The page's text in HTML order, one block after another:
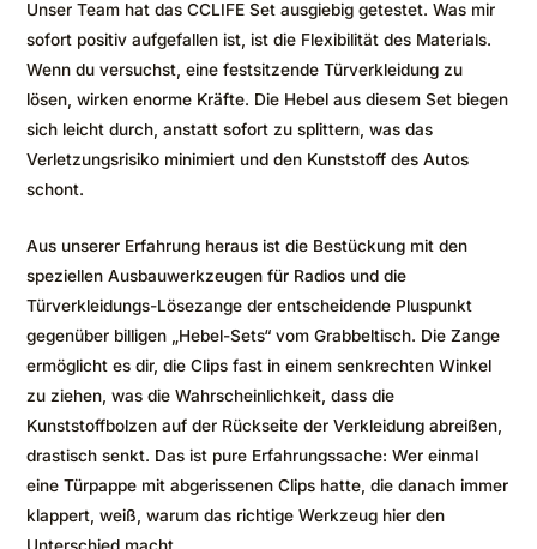
Unser Team hat das CCLIFE Set ausgiebig getestet. Was mir
sofort positiv aufgefallen ist, ist die Flexibilität des Materials.
Wenn du versuchst, eine festsitzende Türverkleidung zu
lösen, wirken enorme Kräfte. Die Hebel aus diesem Set biegen
sich leicht durch, anstatt sofort zu splittern, was das
Verletzungsrisiko minimiert und den Kunststoff des Autos
schont.
Aus unserer Erfahrung heraus ist die Bestückung mit den
speziellen Ausbauwerkzeugen für Radios und die
Türverkleidungs-Lösezange der entscheidende Pluspunkt
gegenüber billigen „Hebel-Sets“ vom Grabbeltisch. Die Zange
ermöglicht es dir, die Clips fast in einem senkrechten Winkel
zu ziehen, was die Wahrscheinlichkeit, dass die
Kunststoffbolzen auf der Rückseite der Verkleidung abreißen,
drastisch senkt. Das ist pure Erfahrungssache: Wer einmal
eine Türpappe mit abgerissenen Clips hatte, die danach immer
klappert, weiß, warum das richtige Werkzeug hier den
Unterschied macht.